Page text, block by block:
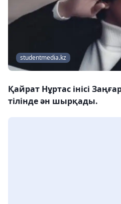
studentmedia.kz
Қайрат Нұртас інісі
тілінде ән шырқады.